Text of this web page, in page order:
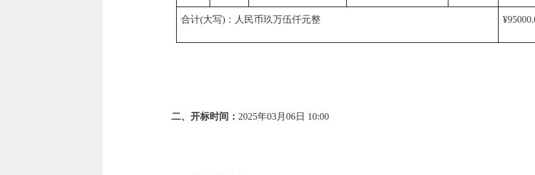
合计(大写)：人民币玖万伍仟元整
二、开标时间： 2025年03月06日 10:00